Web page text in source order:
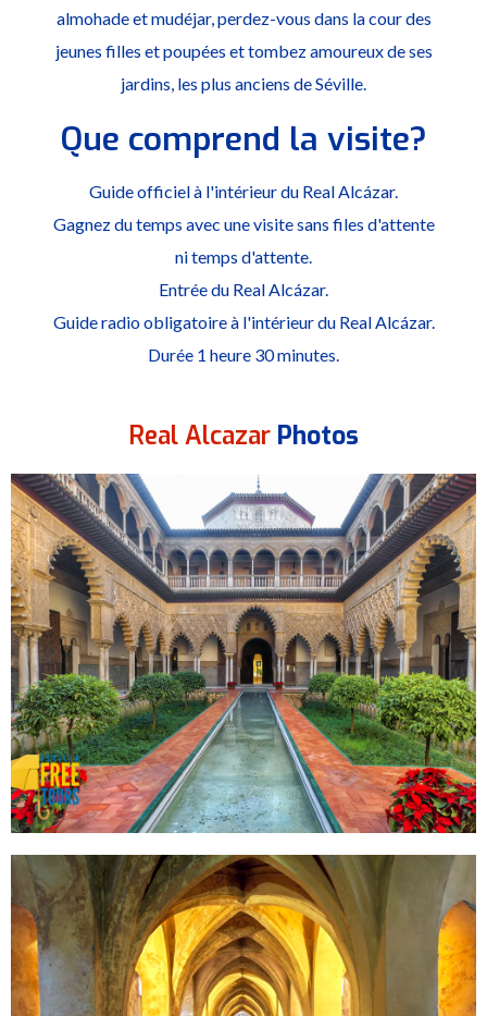
almohade et mudéjar, perdez-vous dans la cour des
jeunes filles et poupées et tombez amoureux de ses
jardins, les plus anciens de Séville.
Que comprend la visite?
Guide officiel à l'intérieur du Real Alcázar.
Gagnez du temps avec une visite sans files d'attente
ni temps d'attente.
Entrée du Real Alcázar.
Guide radio obligatoire à l'intérieur du Real Alcázar.
Durée 1 heure 30 minutes.
Real Alcazar Photos